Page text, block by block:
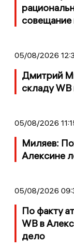
совещание
05/08/2026
Дмитрий
складу
05/08/2026
Миляев:
Алексине
05/08/2026
По факту
WB в
дело